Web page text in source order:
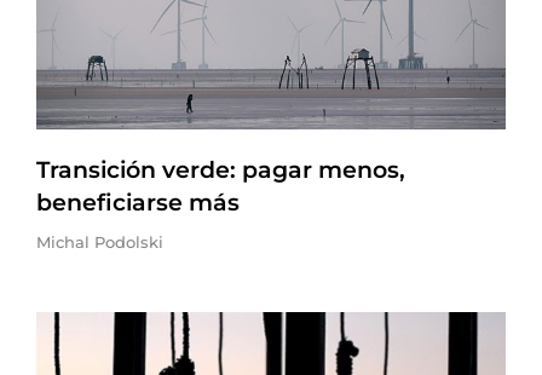
Transición verde: pagar menos,
beneficiarse más
Michal Podolski